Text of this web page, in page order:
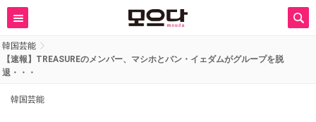
韓国芸能
【速報】TREASUREのメンバー、マシホとバン・イェダムがグループを脱
退・・・
韓国芸能